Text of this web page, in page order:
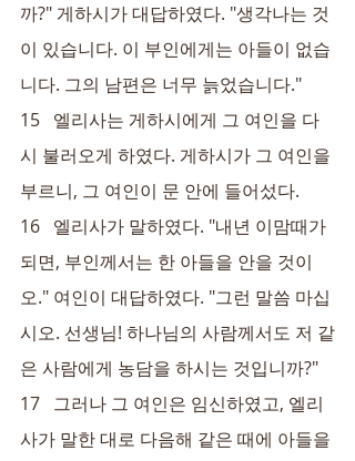
까?" 게하시가 대답하였다. "생각나는 것
이 있습니다. 이 부인에게는 아들이 없습
니다. 그의 남편은 너무 늙었습니다."
15   엘리사는 게하시에게 그 여인을 다
시 불러오게 하였다. 게하시가 그 여인을
부르니, 그 여인이 문 안에 들어섰다.
16   엘리사가 말하였다. "내년 이맘때가
되면, 부인께서는 한 아들을 안을 것이
오." 여인이 대답하였다. "그런 말씀 마십
시오. 선생님! 하나님의 사람께서도 저 같
은 사람에게 농담을 하시는 것입니까?"
17   그러나 그 여인은 임신하였고, 엘리
사가 말한 대로 다음해 같은 때에 아들을